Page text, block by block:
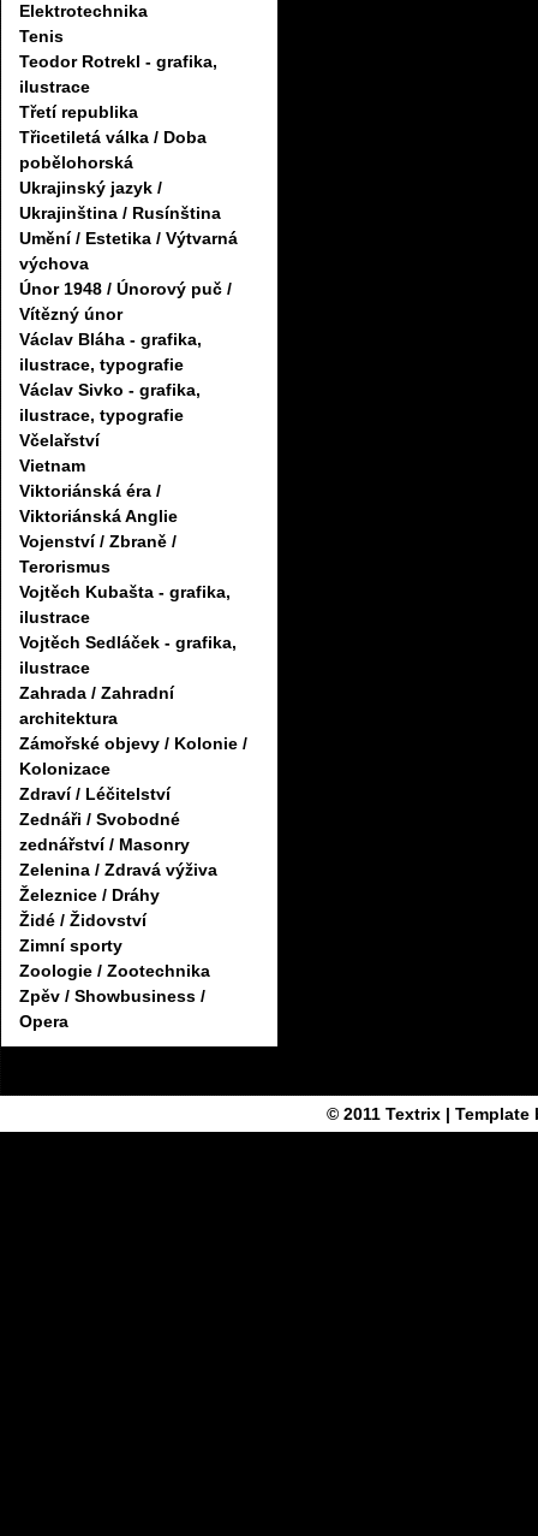
Elektrotechnika
Tenis
Teodor Rotrekl - grafika,
ilustrace
Třetí republika
Třicetiletá válka / Doba
pobělohorská
Ukrajinský jazyk /
Ukrajinština / Rusínština
Umění / Estetika / Výtvarná
výchova
Únor 1948 / Únorový puč /
Vítězný únor
Václav Bláha - grafika,
ilustrace, typografie
Václav Sivko - grafika,
ilustrace, typografie
Včelařství
Vietnam
Viktoriánská éra /
Viktoriánská Anglie
Vojenství / Zbraně /
Terorismus
Vojtěch Kubašta - grafika,
ilustrace
Vojtěch Sedláček - grafika,
ilustrace
Zahrada / Zahradní
architektura
Zámořské objevy / Kolonie /
Kolonizace
Zdraví / Léčitelství
Zednáři / Svobodné
zednářství / Masonry
Zelenina / Zdravá výživa
Železnice / Dráhy
Židé / Židovství
Zimní sporty
Zoologie / Zootechnika
Zpěv / Showbusiness /
Opera
© 2011 Textrix| Template